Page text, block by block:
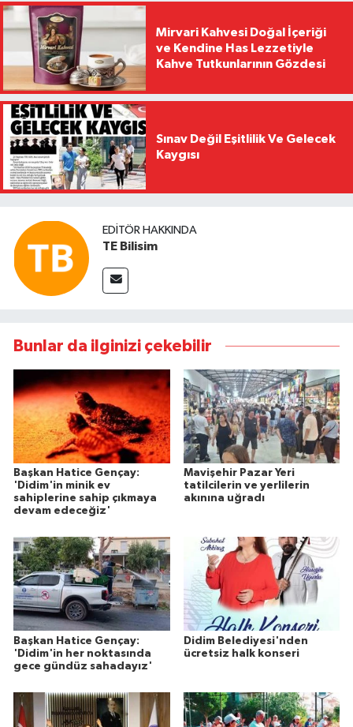
Mirvari Kahvesi Doğal İçeriği
ve Kendine Has Lezzetiyle
Kahve Tutkunlarının Gözdesi
Sınav Değil Eşitlilik Ve Gelecek
Kaygısı
EDITÖR HAKKINDA
TE Bilisim
Bunlar da ilginizi çekebilir
Başkan Hatice Gençay:
'Didim'in minik ev
sahiplerine sahip çıkmaya
devam edeceğiz'
Mavişehir Pazar Yeri
tatilcilerin ve yerlilerin
akınına uğradı
Başkan Hatice Gençay:
'Didim'in her noktasında
gece gündüz sahadayız'
Didim Belediyesi'nden
ücretsiz halk konseri